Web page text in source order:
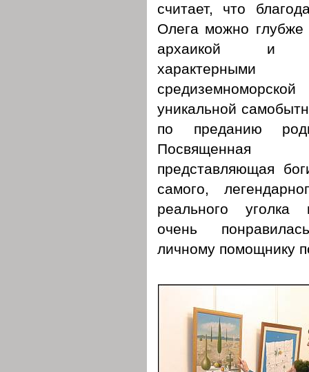
считает, что
Олега можно глубже
архаикой и
уникальной
по преданию
Посвященная
представляющая
самого,
реального уголка
очень
личному помощнику